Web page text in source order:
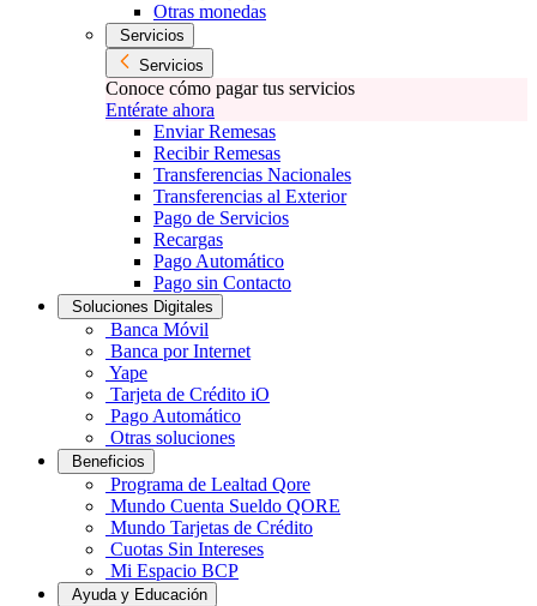
Otras monedas
Servicios
Servicios
Conoce cómo pagar tus servicios
Entérate ahora
Enviar Remesas
Recibir Remesas
Transferencias Nacionales
Transferencias al Exterior
Pago de Servicios
Recargas
Pago Automático
Pago sin Contacto
Soluciones Digitales
Banca Móvil
Banca por Internet
Yape
Tarjeta de Crédito iO
Pago Automático
Otras soluciones
Beneficios
Programa de Lealtad Qore
Mundo Cuenta Sueldo QORE
Mundo Tarjetas de Crédito
Cuotas Sin Intereses
Mi Espacio BCP
Ayuda y Educación